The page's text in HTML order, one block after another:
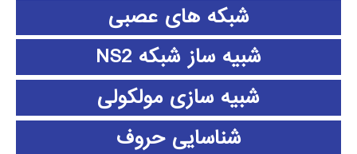
شبکه های عصبی
شبیه ساز شبکه NS2
شبیه سازی مولکولی
شناسایی حروف